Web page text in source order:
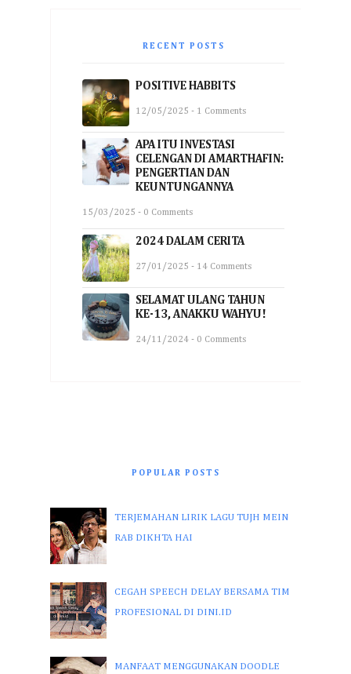
RECENT POSTS
POSITIVE HABBITS
12/05/2025 - 1 Comments
APA ITU INVESTASI
CELENGAN DI AMARTHAFIN:
PENGERTIAN DAN
KEUNTUNGANNYA
15/03/2025 - 0 Comments
2024 DALAM CERITA
27/01/2025 - 14 Comments
SELAMAT ULANG TAHUN
KE-13, ANAKKU WAHYU!
24/11/2024 - 0 Comments
POPULAR POSTS
TERJEMAHAN LIRIK LAGU TUJH MEIN
RAB DIKHTA HAI
CEGAH SPEECH DELAY BERSAMA TIM
PROFESIONAL DI DINI.ID
MANFAAT MENGGUNAKAN DOODLE